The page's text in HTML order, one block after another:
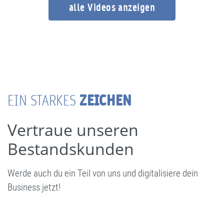
alle Videos anzeigen
EIN STARKESZEICHEN
Vertraue unseren
Bestandskunden
Werde auch du ein Teil von uns und digitalisiere dein
Business jetzt!